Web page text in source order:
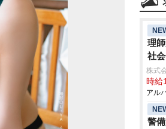
理
社
株式
時給
アル
警